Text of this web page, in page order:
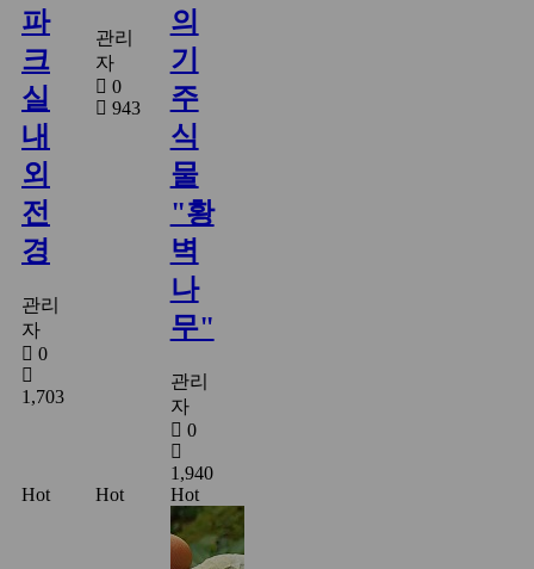
파
크
실
내
외
전
경
관리
자
0
1,703
관리
자
0
943
의
기
주
식
물
"황
벽
나
무"
관리
자
0
1,940
Hot
Hot Hot